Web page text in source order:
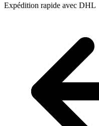
Expédition rapide avec DHL